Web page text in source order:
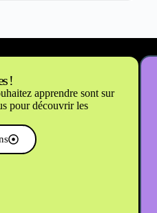
!
apprendre sont sur
pour découvrir les